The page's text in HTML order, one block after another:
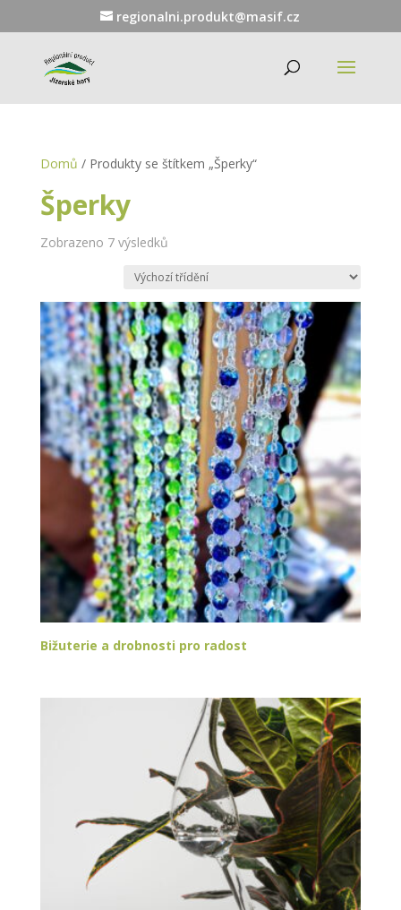
regionalni.produkt@masif.cz
Domů / Produkty se štítkem „Šperky“
Šperky
Zobrazeno 7 výsledků
Bižuterie a drobnosti pro radost